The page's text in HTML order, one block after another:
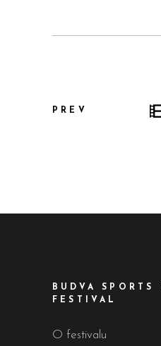
PREV
BUDVA
FESTIVAL
O festivalu